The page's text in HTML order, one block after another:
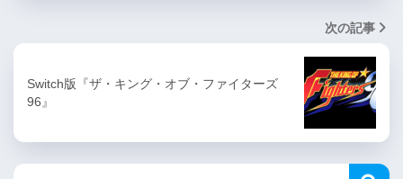
次の記事
Switch版『ザ・キング・オブ・ファイターズ
96』